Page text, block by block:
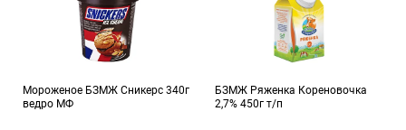
Мороженое БЗМЖ Сникерс 340г
ведро МФ
БЗМЖ Ряженка Кореновочка
2,7% 450г т/п